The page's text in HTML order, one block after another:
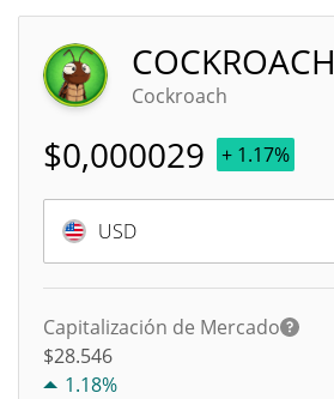
COCKROACH
Cockroach
$0,000029 + 1.17%
USD
Capitalización de Mercado
$28.546
1.18%